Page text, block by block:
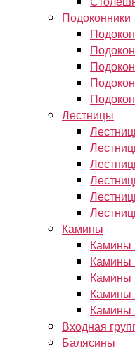
Подоконники
Лестницы
Камины
Камины
Камины
Камины
Камины
Камины
Входная
Балясины